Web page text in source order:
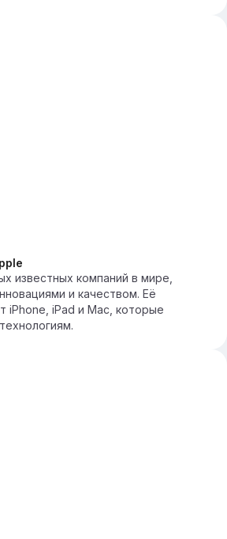
известных компаний в мире,
и качеством. Её
iPhone, iPad и Mac, которые